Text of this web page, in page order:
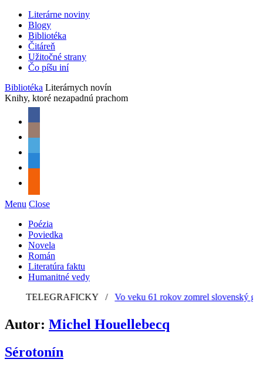
Literárne noviny
Blogy
Bibliotéka
Čitáreň
Užitočné strany
Čo píšu iní
Bibliotéka Literárnych novín
Knihy, ktoré nezapadnú prachom
Menu Close
Poézia
Poviedka
Novela
Román
Literatúra faktu
Humanitné vedy
TELEGRAFICKY/Vo veku 61 rokov zomrel slovenský
Autor: Michel Houellebecq
Sérotonín